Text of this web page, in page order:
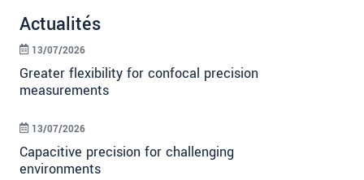
Actualités
Greater flexibility for confocal precision
measurements
13/07/2026
Capacitive precision for challenging
environments
13/07/2026